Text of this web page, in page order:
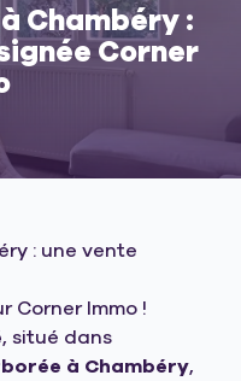
Chambéry :
Corner
: une vente
Corner Immo !
, situé dans
à Chambéry,